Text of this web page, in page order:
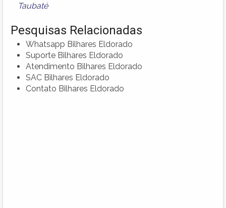
Taubaté
Pesquisas Relacionadas
Whatsapp Bilhares Eldorado
Suporte Bilhares Eldorado
Atendimento Bilhares Eldorado
SAC Bilhares Eldorado
Contato Bilhares Eldorado